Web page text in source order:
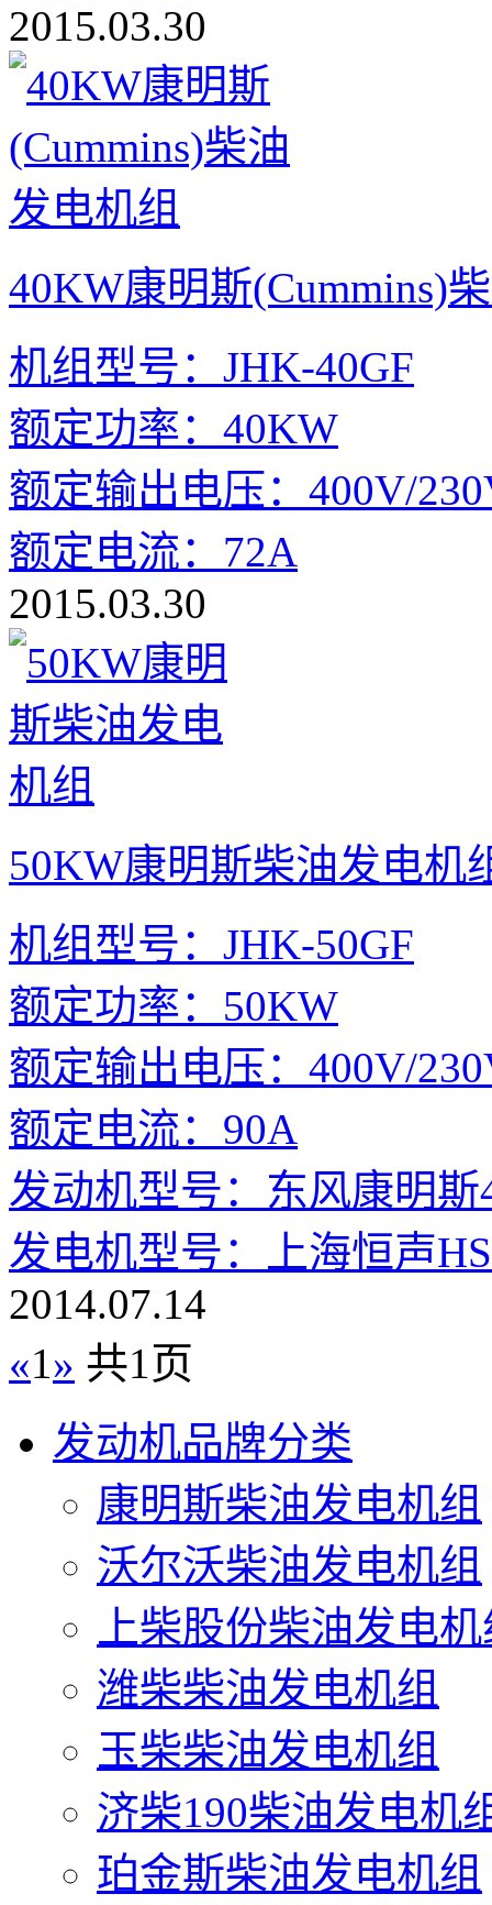
2015.03.30
40KW康明斯(Cummins)
机组型号：JHK-40GF
额定功率：40KW
额定输出电压：400V/
额定电流：72A
2015.03.30
50KW康明斯柴油发电机
机组型号：JHK-50GF
额定功率：50KW
额定输出电压：400V/
额定电流：90A
发动机型号：东风康明斯
发电机型号：上海恒声
2014.07.14
«1» 共1页
发动机品牌分类
康明斯柴油发电机组
沃尔沃柴油发电机组
上柴股份柴油发电
潍柴柴油发电机组
玉柴柴油发电机组
济柴190柴油发电机
珀金斯柴油发电机组